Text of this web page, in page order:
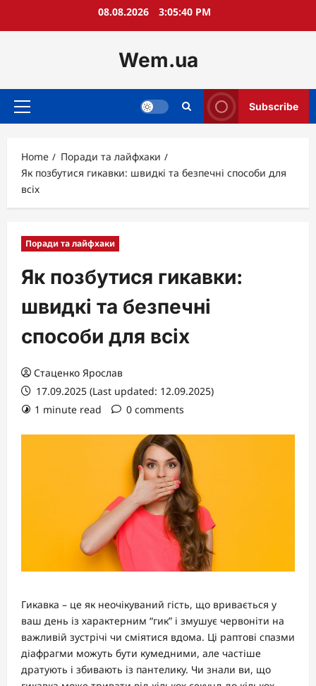
08.08.2026 3:05:41 PM
Wem.ua
Primary
Subscribe
Home
Поради та лайфхаки
Як позбутися гикавки: швидкі та безпечні способи для
всіх
Поради та лайфхаки
Як позбутися гикавки:
швидкі та безпечні
способи для всіх
Стаценко Ярослав
17.09.2025 (Last updated: 12.09.2025)
1 minute read
0 comments
Гикавка – це як неочікуваний гість, що вривається у
ваш день із характерним “гик” і змушує червоніти на
важливій зустрічі чи сміятися вдома. Ці раптові спазми
діафрагми можуть бути кумедними, але частіше
дратують і збивають із пантелику. Чи знали ви, що